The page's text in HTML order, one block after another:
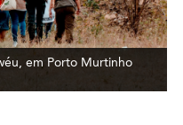
em Porto Murtinho